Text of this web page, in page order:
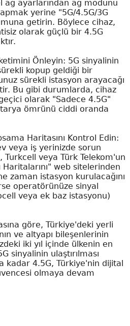
ağ ayarlarından ağ modunu
yerine "5G/4.5G/3G
getirin. Böylece cihaz,
olarak güçlü bir 4.5G
Önleyin: 5G sinyalinin
kopup geldiği bir
sürekli istasyon arayacağı
Bu gibi durumlarda, cihaz
olarak "Sadece 4.5G"
ömrünü ciddi oranda
Haritasını Kontrol Edin:
veya iş yerinizde sorun
Turkcell veya Türk Telekom'un
web sitelerinden
zaman istasyon kurulacağını
operatörünüze sinyal
veya ek baz istasyonu)
göre, Türkiye'deki yerli
ve altyapı bileşenlerinin
iki yıl içinde ülkenin en
sinyalinin ulaştırılması
kadar 4.5G, Türkiye'nin dijital
olmaya devam